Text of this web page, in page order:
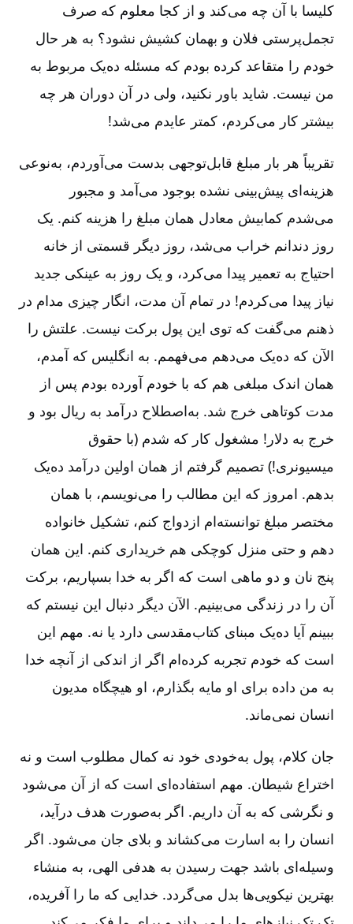
کلیسا با آن چه می‌کند و از کجا معلوم که صرف
تجمل‌‌پرستی فلان و بهمان کشیش نشود؟ به هر حال
خودم را متقاعد کرده بودم که مسئله ده‌یک مربوط به
من نیست. شاید باور نکنید، ولی در آن دوران هر چه
بیشتر کار می‌کردم، کمتر عایدم می‌شد!
تقریباً هر بار مبلغ قابل‌توجهی بدست می‌آوردم، به‌نوعی
هزینه‌ای پیش‌بینی نشده بوجود می‌آمد و مجبور
می‌شدم کمابیش معادل همان مبلغ را هزینه کنم. یک
روز دندانم خراب می‌شد، روز دیگر قسمتی از خانه
احتیاج به تعمیر پیدا می‌کرد، و یک روز به عینکی جدید
نیاز پیدا می‌کردم! در تمام آن مدت، انگار چیزی مدام در
ذهنم می‌گفت که توی این پول برکت نیست. علتش را
الآن که ده‌یک می‌‌دهم می‌فهمم. به انگلیس که آمدم،
همان اندک مبلغی هم که با خودم آورده بودم پس از
مدت کوتاهی خرج شد. به‌اصطلاح درآمد به ریال بود و
خرج به دلار! مشغول کار که شدم (با حقوق
میسیونری!) تصمیم گرفتم از همان اولین درآمد ده‌یک
بدهم. امروز که این مطالب را می‌نویسم، با همان
مختصر مبلغ توانسته‌ام ازدواج کنم، تشکیل خانواده
دهم و حتی منزل کوچکی هم خریداری کنم. این همان
پنج نان و دو ماهی است که اگر به خدا بسپاریم، برکت
آن را در زندگی می‌‌بینیم. الآن دیگر دنبال این نیستم که
ببینم آیا ده‌یک مبنای کتاب‌مقدسی دارد یا نه. مهم این
است که خودم تجربه کرده‌ام اگر از اندکی از آنچه خدا
به من داده برای او مایه بگذارم، او هیچگاه مدیون
انسان نمی‌ماند.
جان کلام، پول به‌خودی خود نه کمال مطلوب است و نه
اختراع شیطان. مهم استفاده‌ای است که از آن می‌شود
و نگرشی که به آن داریم. اگر به‌صورت هدف درآید،
انسان را به اسارت می‌کشاند و بلای جان می‌شود. اگر
وسیله‌ای باشد جهت رسیدن به هدفی الهی، به منشاء
بهترین نیکویی‌ها بدل می‌گردد. خدایی که ما را آفریده،